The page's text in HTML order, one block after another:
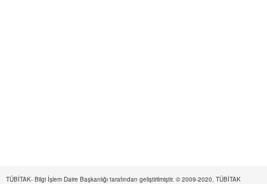
TÜBİTAK- Bilgi İşlem Daire Başkanlığı tarafından geliştirilmiştir. © 2009-2020, TÜBİTAK